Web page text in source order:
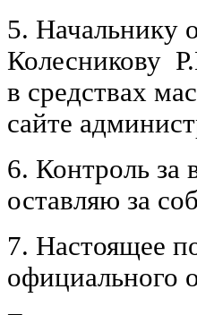
5. Начальнику
Колесникову
в средствах
сайте
6. Контроль за
оставляю за
7. Настоящее
официального